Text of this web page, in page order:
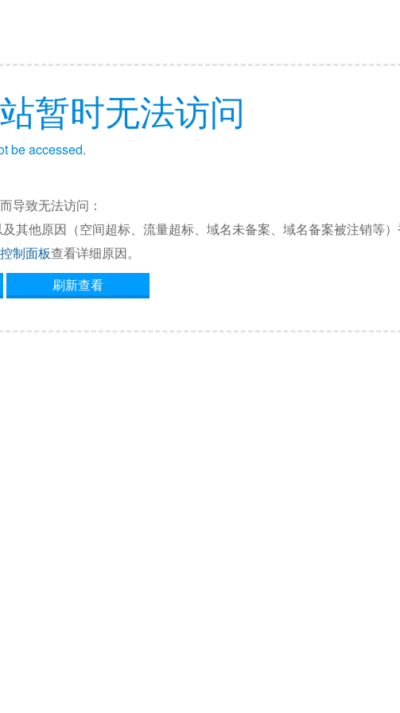
暂时无法访问
be accessed.
导致无法访问：
其他原因（空间超标、流量超标、域名未备案、域名备案被注销等）
控制面板查看详细原因。
刷新查看